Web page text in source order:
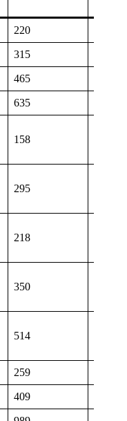
220
315
465
635
158
295
218
350
514
259
409